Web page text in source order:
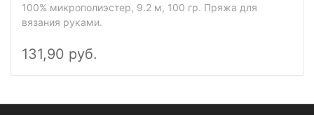
100% микрополиэстер, 9.2 м, 100 гр. Пряжа для
вязания руками.
131,90 руб.